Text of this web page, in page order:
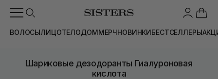
ВОЛОСЫЛИЦОТЕЛОДОММЕРЧНОВИНКИБЕСТСЕЛЛЕРЫ
Шариковые дезодоранты Гиалуроновая
кислота